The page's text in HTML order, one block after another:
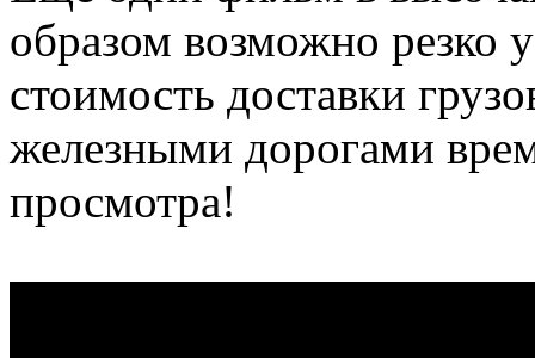
образом возможно резко
стоимость доставки
железными дорогами
просмотра!